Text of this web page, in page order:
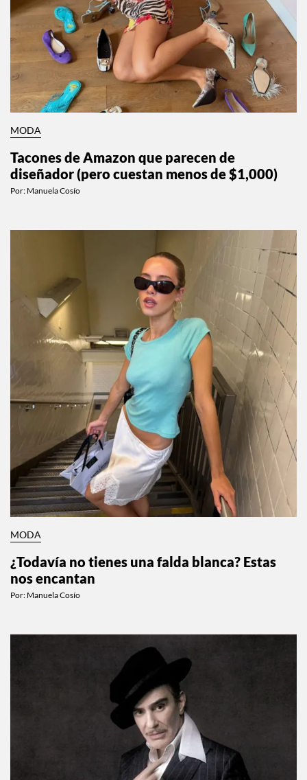
MODA
Tacones de Amazon que parecen de
diseñador (pero cuestan menos de $1,000)
Por: Manuela Cosío
MODA
¿Todavía no tienes una falda blanca? Estas
nos encantan
Por: Manuela Cosío